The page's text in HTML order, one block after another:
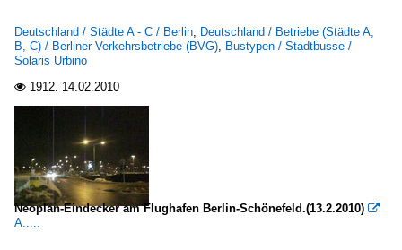
Deutschland / Städte A - C / Berlin, Deutschland / Betriebe (Städte A,
B, C) / Berliner Verkehrsbetriebe (BVG), Bustypen / Stadtbusse /
Solaris Urbino
 1912. 14.02.2010
Neoplan-Eindecker am Flughafen Berlin-Schönefeld.(13.2.2010) 
A.....